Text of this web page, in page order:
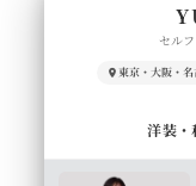
セル
東京・大阪・
洋装・